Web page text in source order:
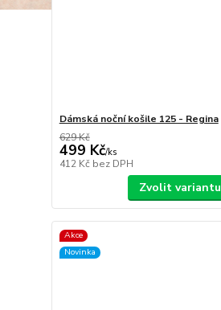
Dámská noční košile 125 - Regina
629 Kč
499 Kč/ks
412 Kč bez DPH
Zvolit variantu
Akce
Novinka